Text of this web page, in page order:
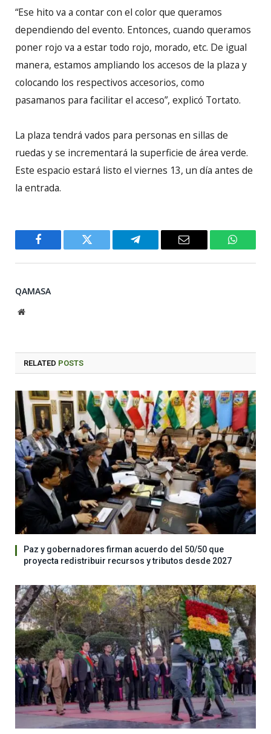
“Ese hito va a contar con el color que queramos
dependiendo del evento. Entonces, cuando queramos
poner rojo va a estar todo rojo, morado, etc. De igual
manera, estamos ampliando los accesos de la plaza y
colocando los respectivos accesorios, como
pasamanos para facilitar el acceso”, explicó Tortato.
La plaza tendrá vados para personas en sillas de
ruedas y se incrementará la superficie de área verde.
Este espacio estará listo el viernes 13, un día antes de
la entrada.
Facebook Twitter Telegram Email
QAMASA
Website
RELATED POSTS
Paz y gobernadores firman acuerdo del 50/50 que
proyecta redistribuir recursos y tributos desde 2027